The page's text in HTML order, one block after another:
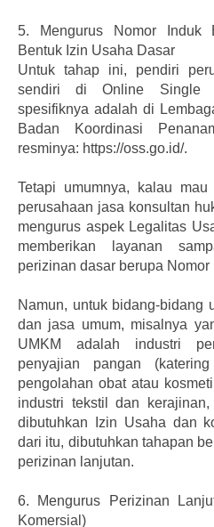
5.
Mengurus Nomor Induk
Bentuk Izin Usaha Dasar
Untuk tahap ini, pendiri
sendiri di Online Single
spesifiknya adalah di
Badan Koordinasi
resminya: https://oss.go.id/.
Tetapi umumnya, kalau
perusahaan jasa konsultan
mengurus aspek Legalitas
memberikan layanan
perizinan dasar berupa
Namun, untuk bidang-bidang
dan jasa umum, misalnya
UMKM adalah industri
penyajian pangan
pengolahan obat atau
industri tekstil dan
dibutuhkan Izin Usaha dan
dari itu, dibutuhkan tahapan
perizinan lanjutan.
6.
Mengurus Perizinan
Komersial)